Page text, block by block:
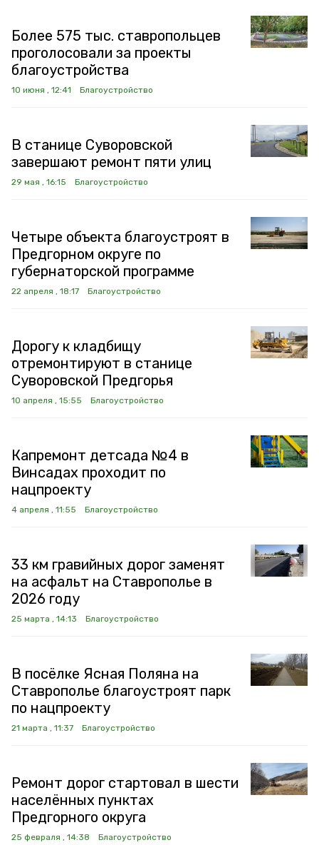
Более 575 тыс. ставропольцев
проголосовали за проекты
благоустройства
10 июня , 12:41 Благоустройство
В станице Суворовской
завершают ремонт пяти улиц
29 мая , 16:15 Благоустройство
Четыре объекта благоустроят в
Предгорном округе по
губернаторской программе
22 апреля , 18:17 Благоустройство
Дорогу к кладбищу
отремонтируют в станице
Суворовской Предгорья
10 апреля , 15:55 Благоустройство
Капремонт детсада №4 в
Винсадах проходит по
нацпроекту
4 апреля , 11:55 Благоустройство
33 км гравийных дорог заменят
на асфальт на Ставрополье в
2026 году
25 марта , 14:13 Благоустройство
В посёлке Ясная Поляна на
Ставрополье благоустроят парк
по нацпроекту
21 марта , 11:37 Благоустройство
Ремонт дорог стартовал в шести
населённых пунктах
Предгорного округа
25 февраля , 14:38 Благоустройство